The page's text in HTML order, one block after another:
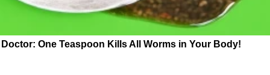
Doctor: One Teaspoon Kills All Worms in Your Body!